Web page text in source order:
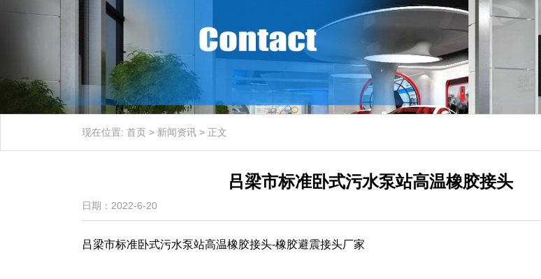
现在位置: 首页 > 新闻资讯 > 正文
吕梁市标准卧式污水泵站高温橡胶接头
日期：2022-6-20
吕梁市标准卧式污水泵站高温橡胶接头-橡胶避震接头厂家